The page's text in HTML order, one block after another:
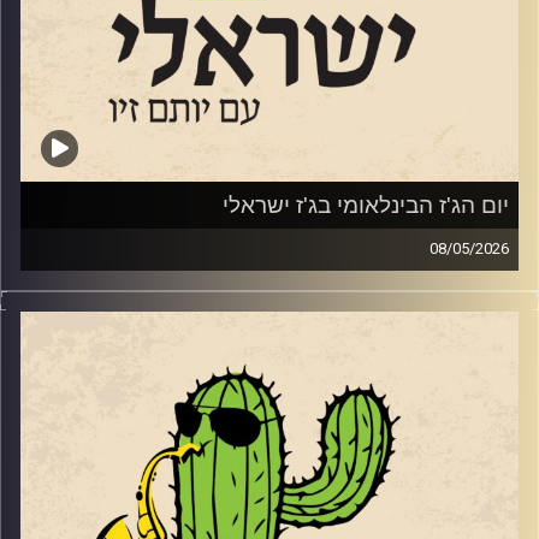
יותם זילברשטיין
שרון מנצור
ענת כהן
ניתאי הרשקוביץ
קרדיט תמונות:רותם בר-אילן
יום הג'ז הבינלאומי בג'ז ישראלי
08/05/2026
בשבוע שעבר, ב – 30.4 ציינו ברחבי העולם את יום הג'ז
הבינלאומי. כמידי שנה ביום הזה אנחנו מרשים לעצמינו לשמוע
PAT METHENY – https://www.allmusic.com/album/side-
eye-iii–mw0004758439